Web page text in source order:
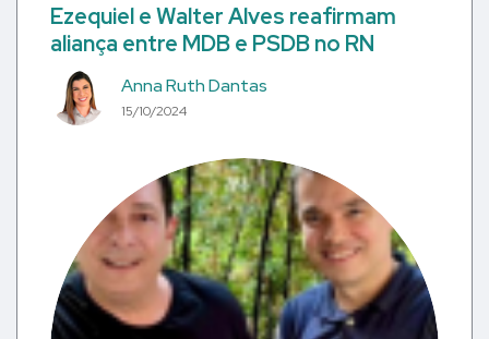
Ezequiel e Walter Alves reafirmam
aliança entre MDB e PSDB no RN
Anna Ruth Dantas
15/10/2024